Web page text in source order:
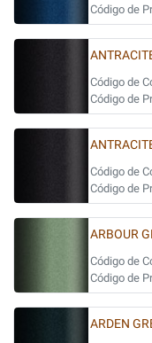
Código de
Código de
Código de
Código de
Código de
ARBOUR
Código de
Código de
ARDEN